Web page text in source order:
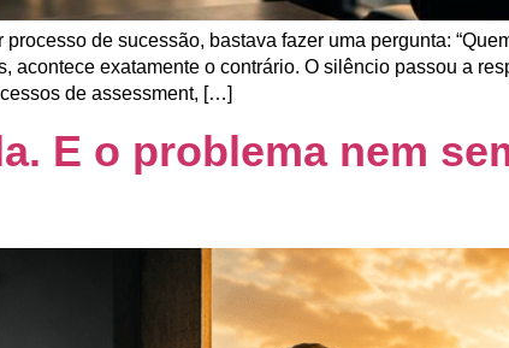
de sucessão, bastava fazer uma pergunta:
acontece exatamente o contrário. O silêncio passou a
de assessment, […]
E o problema nem